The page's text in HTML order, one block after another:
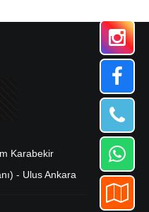
Karabekir
- Ulus Ankara